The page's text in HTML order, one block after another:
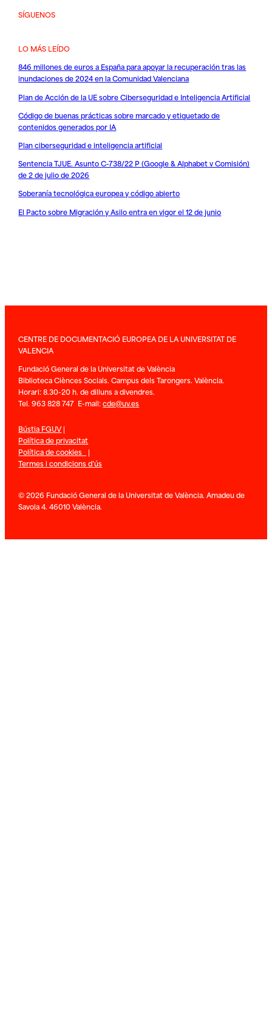
SÍGUENOS
LO MÁS LEÍDO
846 millones de euros a España para apoyar la recuperación tras las
inundaciones de 2024 en la Comunidad Valenciana
Plan de Acción de la UE sobre Ciberseguridad e Inteligencia Artificial
Código de buenas prácticas sobre marcado y etiquetado de
contenidos generados por IA
Plan ciberseguridad e inteligencia artificial
Sentencia TJUE. Asunto C-738/22 P (Google & Alphabet v Comisión)
de 2 de julio de 2026
Soberanía tecnológica europea y código abierto
El Pacto sobre Migración y Asilo entra en vigor el 12 de junio
CENTRE DE DOCUMENTACIÓ EUROPEA DE LA UNIVERSITAT DE
VALENCIA
Fundació General de la Universitat de València
Biblioteca Ciènces Socials. Campus dels Tarongers. València.
Horari: 8.30-20 h. de dilluns a divendres.
Tel. 963 828 747 E-mail:cde@uv.es
Bústia FGUV|
Política de privacitat
Política de cookies |
Termes i condicions d’ús
© 2026 Fundació General de la Universitat de València. Amadeu de
Savoia 4. 46010 València.